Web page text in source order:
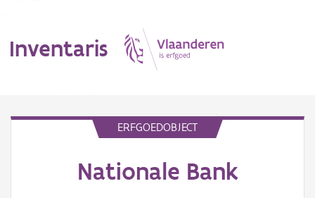
Inventaris
ERFGOEDOBJECT
Nationale Bank